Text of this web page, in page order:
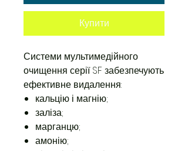
Купити
Системи мультимедійного
очищення серії SF забезпечують
ефективне видалення:
кальцію і магнію;
заліза;
марганцю;
амонію;